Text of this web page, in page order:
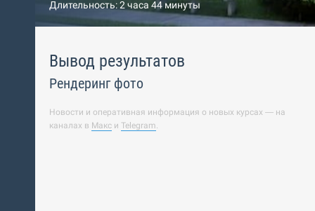
Длительность: 2 часа 44 минуты
Вывод результатов
Рендеринг фото
Новости и оперативная информация о новых курсах — на
каналах в Макс и Telegram.